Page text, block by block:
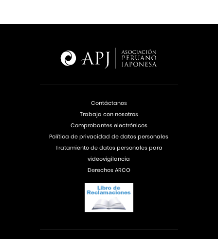
Contáctanos
Trabaja con nosotros
Comprobantes electrónicos
Política de privacidad de datos personales
Tratamiento de datos personales para
videovigilancia
Derechos ARCO